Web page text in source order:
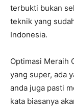
terbukti bukan
teknik yang
Indonesia.
Optimasi Meraih
yang super, ada
anda juga pasti
kata biasanya